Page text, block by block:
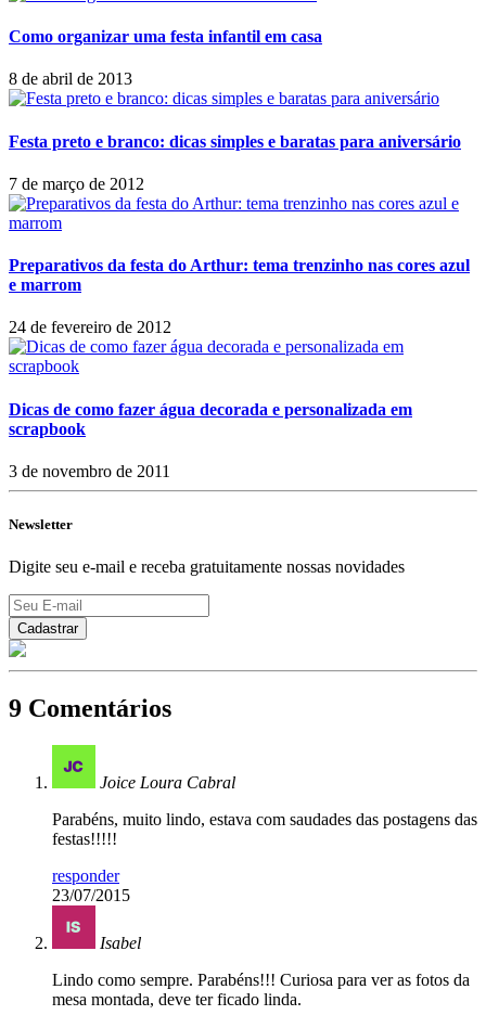
Como organizar uma festa infantil em casa
8 de abril de 2013
Festa preto e branco: dicas simples e baratas para aniversário
7 de março de 2012
Preparativos da festa do Arthur: tema trenzinho nas cores azul
e marrom
24 de fevereiro de 2012
Dicas de como fazer água decorada e personalizada em
scrapbook
3 de novembro de 2011
Newsletter
Digite seu e-mail e receba gratuitamente nossas novidades
9 Comentários
Joice Loura Cabral
Parabéns, muito lindo, estava com saudades das postagens das
festas!!!!!
responder
23/07/2015
Isabel
Lindo como sempre. Parabéns!!! Curiosa para ver as fotos da
mesa montada, deve ter ficado linda.